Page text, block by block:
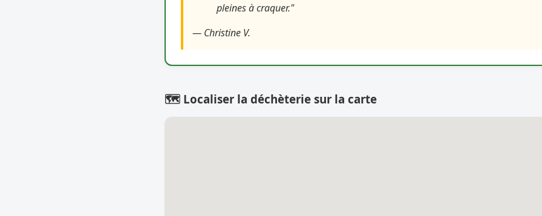
pleines à craquer."
— Christine V.
🗺️ Localiser la déchèterie sur la carte